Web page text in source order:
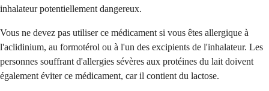
inhalateur potentiellement dangereux.
Vous ne devez pas utiliser ce médicament si vous êtes allergique à
l'aclidinium, au formotérol ou à l'un des excipients de l'inhalateur. Les
personnes souffrant d'allergies sévères aux protéines du lait doivent
également éviter ce médicament, car il contient du lactose.